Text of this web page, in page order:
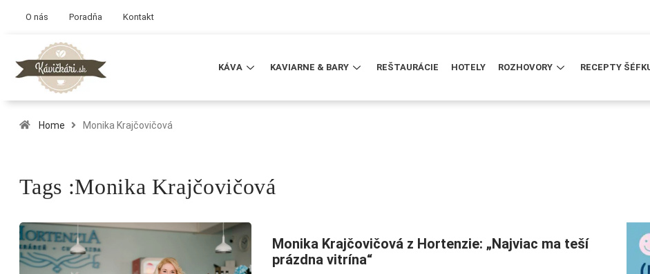
O nás Poradňa Kontakt
KÁVA KAVIARNE & BARY REŠTAURÁCIE HOTELY ROZHOVORY RECEPTY
Home Monika Krajčovičová
Tags :Monika Krajčovičová
Monika Krajčovičová z Hortenzie: „Najviac ma teší
prázdna vitrína“